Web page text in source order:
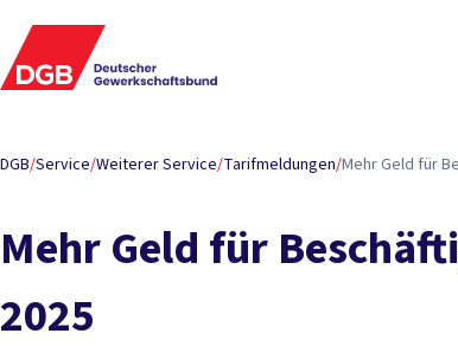
DGB/Service/Weiterer Service/Tarifmeldungen/Mehr Geld für
Mehr Geld für
2025